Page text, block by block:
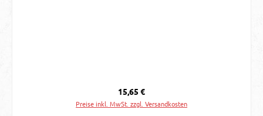
Regulärer Preis:
15,65 €
Preise inkl. MwSt. zzgl. Versandkosten